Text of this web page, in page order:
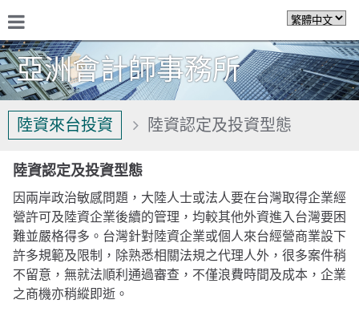
亞洲會計師事務所
關於我們
陸資來台投資 陸資認定及投資型態
陸資認定及投資型態
因兩岸政治敏感問題，大陸人士或法人要在台灣取得企業經
營許可及陸資企業後續的管理，均較其他外資進入台灣要困
難並嚴格得多。台灣針對陸資企業或個人來台經營商業設下
許多規範及限制，除熟悉相關法規之代理人外，很多案件稍
不留意，無就法順利通過審查，不僅浪費時間及成本，企業
之商機亦稍縱即逝。